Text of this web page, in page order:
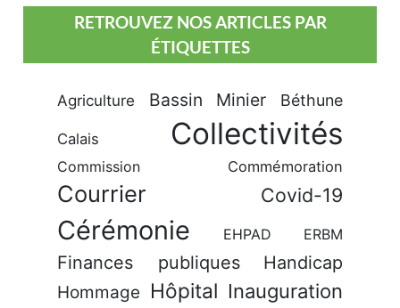
RETROUVEZ NOS ARTICLES PAR
ÉTIQUETTES
Agriculture Bassin Minier Béthune
Calais Collectivités
Commission Commémoration
Courrier Covid-19
Cérémonie EHPAD ERBM
Finances publiques Handicap
Hommage Hôpital Inauguration